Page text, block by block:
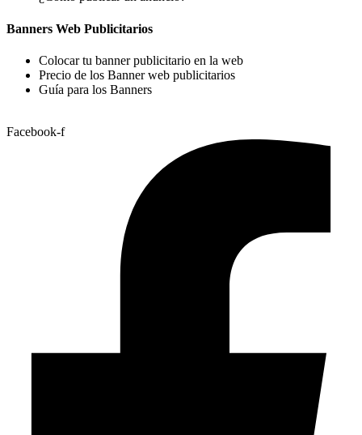
Banners Web Publicitarios
Colocar tu banner publicitario en la web
Precio de los Banner web publicitarios
Guía para los Banners
Facebook-f